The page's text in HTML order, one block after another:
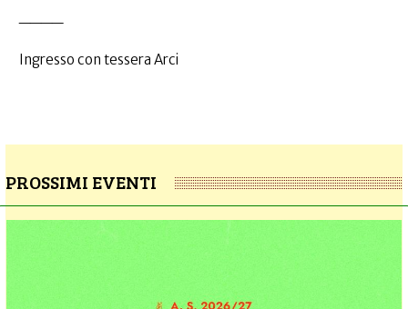
Ingresso con tessera Arci
PROSSIMI EVENTI